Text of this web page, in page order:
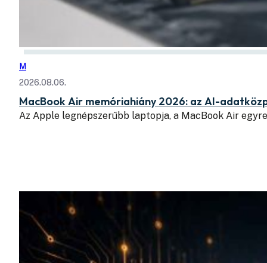
M
2026.08.06.
MacBook Air memóriahiány 2026: az AI-
Az Apple legnépszerűbb laptopja, a MacBook Air